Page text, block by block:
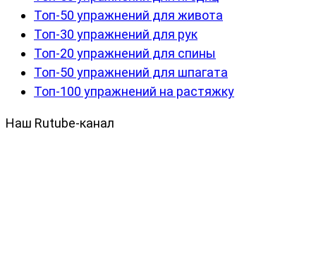
Топ-50 упражнений для живота
Топ-30 упражнений для рук
Топ-20 упражнений для спины
Топ-50 упражнений для шпагата
Топ-100 упражнений на растяжку
Наш Rutube-канал